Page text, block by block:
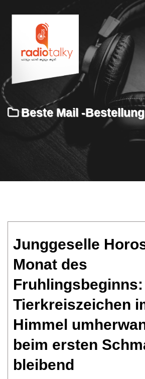
Home
Team
About
Contacts
Beste Mail -
Junggeselle
Monat des
Tierkreiszeichen
Himmel
beim ersten
bleibend